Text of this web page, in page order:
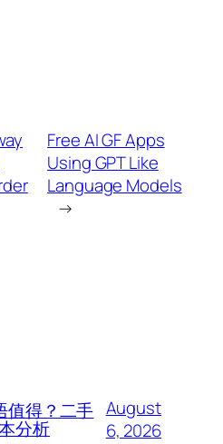
Free AI GF Apps
Using GPT Like
Language Models
→
值得？二手
分析
August
6, 2026